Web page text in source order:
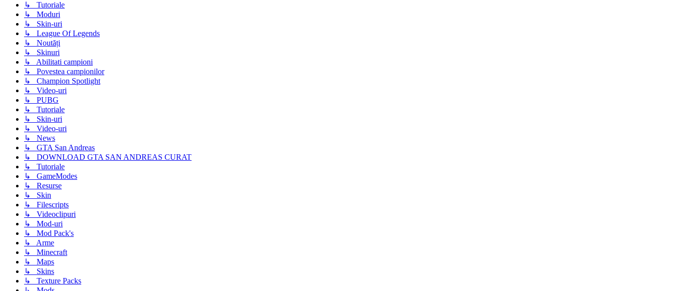
↳ Tutoriale
↳ Moduri
↳ Skin-uri
↳ League Of Legends
↳ Noutăți
↳ Skinuri
↳ Abilitati campioni
↳ Povestea campionilor
↳ Champion Spotlight
↳ Video-uri
↳ PUBG
↳ Tutoriale
↳ Skin-uri
↳ Video-uri
↳ News
↳ GTA San Andreas
↳ DOWNLOAD GTA SAN ANDREAS CURAT
↳ Tutoriale
↳ GameModes
↳ Resurse
↳ Skin
↳ Filescripts
↳ Videoclipuri
↳ Mod-uri
↳ Mod Pack's
↳ Arme
↳ Minecraft
↳ Maps
↳ Skins
↳ Texture Packs